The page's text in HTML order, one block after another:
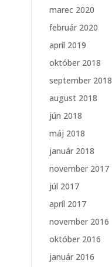
marec 2020
február 2020
apríl 2019
október 2018
september 2018
august 2018
jún 2018
máj 2018
január 2018
november 2017
júl 2017
apríl 2017
november 2016
október 2016
január 2016